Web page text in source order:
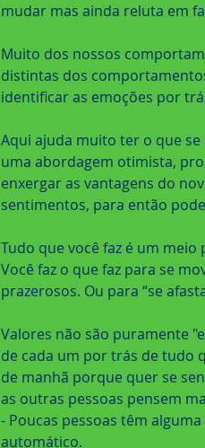
mudar mas ainda reluta em
Muito dos nossos
distintas dos
identificar as emoções por
Aqui ajuda muito ter o que se
uma abordagem otimista,
enxergar as vantagens do
sentimentos, para então
Tudo que você faz é um
Você faz o que faz para se
prazerosos. Ou para “se
Valores não são puramente
de cada um por trás de tudo
de manhã porque quer se
as outras pessoas pensem
- Poucas pessoas têm
automático.